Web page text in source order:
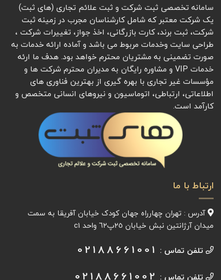
سامانه تخصصی ثبت شرکت و ثبت علائم تجاری (های ثبت)
یک شرکت معتبر که شامل کارشناسان مجرب در زمینه ثبت
شرکت، ثبت برند، کارت بازرگانی، اخذ جواز، تغییرات شرکت ،
طراحی سایت وخدمات مربوط می باشد و آماده ارائه خدمات به
صورت تضمینی به مشتریان محترم خواهد بود. هدف ما ارئه
خدمات VIP و مشاوره رایگان به مدیران محترم شرکت ها و
مؤسسات غیر تجاری با بهره گیری از بهترین فناوری های
اطلاعاتی، ارتباطی، اتوماسیون و نیروهای انسانی متخصص و
کارآمد است.
ارتباط با ما
آدرس : تهران چهارراه جهان کودک خیابان آفريقا به سمت
میدان آرژانتين نبش خیابان ٢٥پ٦٢ واحد c1
تلفن تماس : 02188661001
تلفن تماس : 02188661002